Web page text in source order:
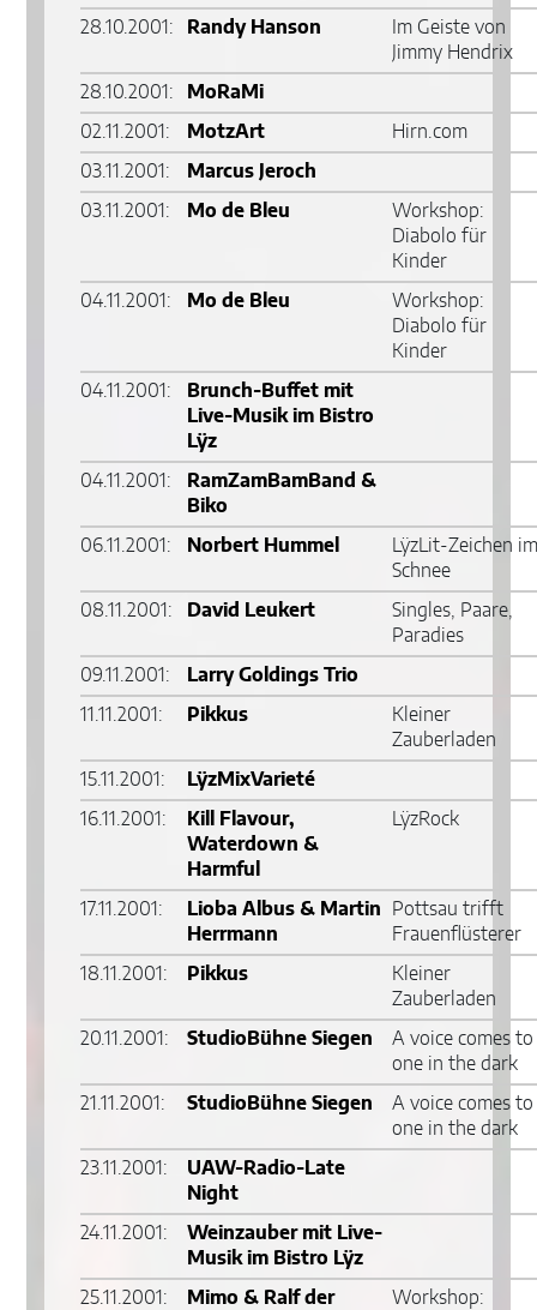
28.10.2001: Randy Hanson
Im Geiste von
Jimmy Hendrix
28.10.2001: MoRaMi
02.11.2001: MotzArt Hirn.com
03.11.2001: Marcus Jeroch
03.11.2001: Mo de Bleu
Workshop:
Diabolo für
Kinder
04.11.2001: Mo de Bleu
Workshop:
Diabolo für
Kinder
04.11.2001:
Brunch-Buffet mit
Live-Musik im Bistro
Lÿz
04.11.2001:
RamZamBamBand &
Biko
06.11.2001: Norbert Hummel
LÿzLit-Zeichen
Schnee
08.11.2001: David Leukert
Singles, Paare,
Paradies
09.11.2001: Larry Goldings Trio
11.11.2001: Pikkus
Kleiner
Zauberladen
15.11.2001: LÿzMixVarieté
16.11.2001:
Kill Flavour,
Waterdown &
Harmful
LÿzRock
17.11.2001:
Lioba Albus & Martin
Herrmann
Pottsau trifft
Frauenflüsterer
18.11.2001: Pikkus
Kleiner
Zauberladen
20.11.2001: StudioBühne Siegen
A voice comes to
one in the dark
21.11.2001: StudioBühne Siegen
A voice comes to
one in the dark
23.11.2001:
UAW-Radio-Late
Night
24.11.2001:
Weinzauber mit Live-
Musik im Bistro Lÿz
25.11.2001:
Mimo & Ralf der
Workshop: